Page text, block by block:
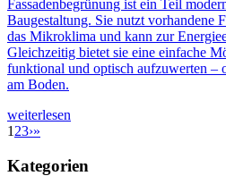
Fassadenbegrünung ist ein Teil
Baugestaltung. Sie nutzt vorhandene
das Mikroklima und kann zur
Gleichzeitig bietet sie eine einfache
funktional und optisch aufzuwerten –
am Boden.
weiterlesen
1 23›»
Kategorien